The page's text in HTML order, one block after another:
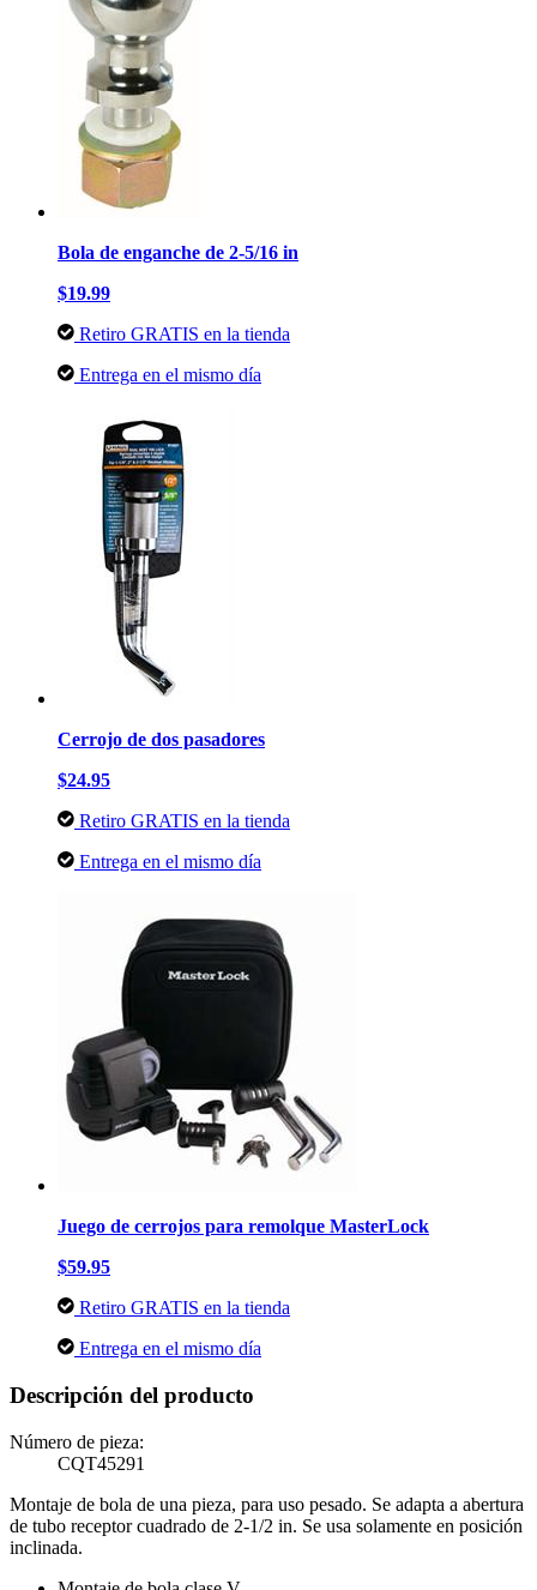
Bola de enganche de 2-5/16 in
$19.99
Retiro GRATIS en la tienda
Entrega en el mismo día
Cerrojo de dos pasadores
$24.95
Retiro GRATIS en la tienda
Entrega en el mismo día
Juego de cerrojos para remolque MasterLock
$59.95
Retiro GRATIS en la tienda
Entrega en el mismo día
Descripción del producto
Número de pieza:
CQT45291
Montaje de bola de una pieza, para uso pesado. Se adapta a abertura
de tubo receptor cuadrado de 2-1/2 in. Se usa solamente en posición
inclinada.